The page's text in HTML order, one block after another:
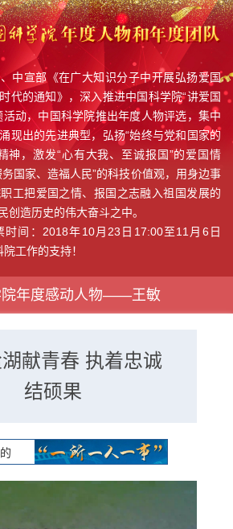
中宣部《在广大知识分子中开展弘扬爱国
代的通知》，深入推进中国科学院“讲爱国
活动，中国科学院推出年度人物评选，集中
现出的先进典型，弘扬“始终与党和国家的
神，激发“心有大我、至诚报国”的爱国情
国家、造福人民”的科技价值观，用身边事
工把爱国之情、报国之志融入祖国发展的
创造历史的伟大奋斗之中。
时间：2018年10月23日17:00至11月6日
工作的支持！
院年度感动人物——王敏
献青春 执着忠诚
结硕果